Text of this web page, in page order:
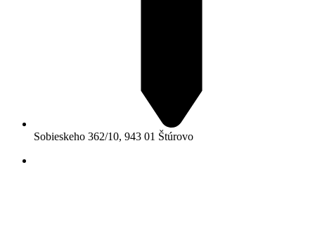
Sobieskeho 362/10, 943 01 Štúrovo